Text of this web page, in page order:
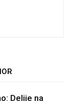
Delije na